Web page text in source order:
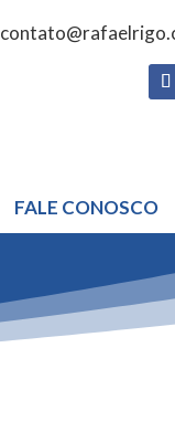
FALE CONOSCO